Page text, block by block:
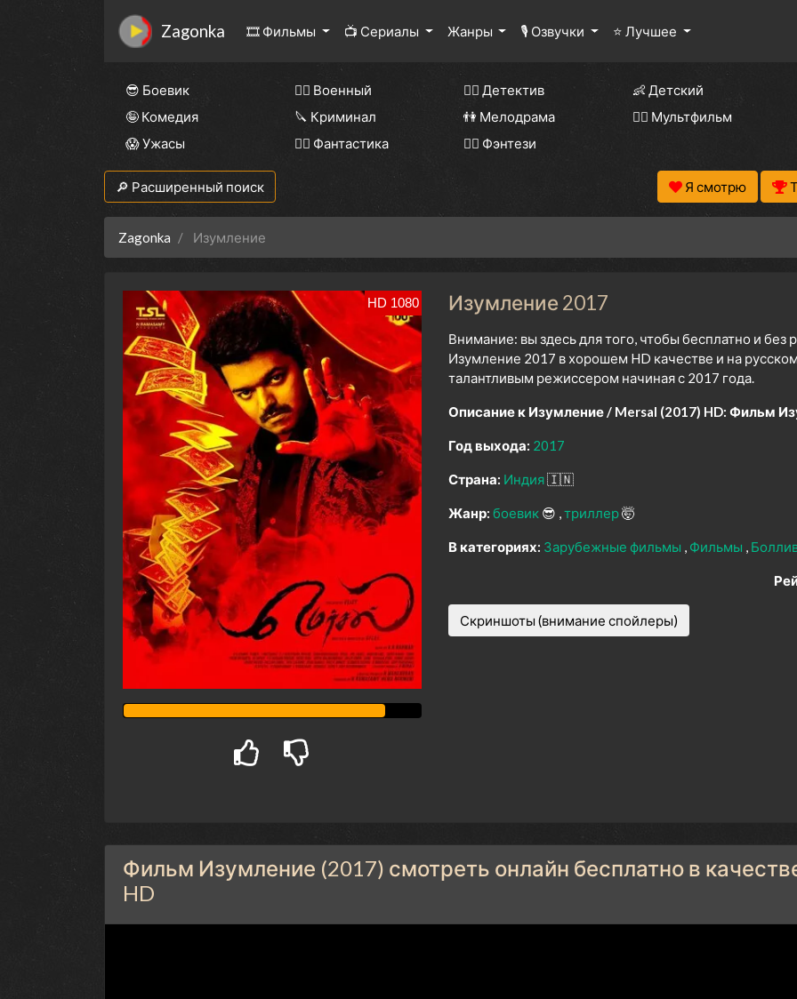
Zagonka 🎞 Фильмы 📺 Сериалы Жанры 🎙 Озвучки ⭐ Лучшее
😎 Боевик 👨‍✈️ Военный 🕵️‍♂️ Детектив
👶 Детский
🤪 Комедия
🔪 Криминал 👫 Мелодрама
🧚‍♀️ Мультфильм
😱 Ужасы
🧙‍♀️ Фантастика 🧝‍♂️ Фэнтези
🔎 Расширенный поиск Я смотрю
Zagonka Изумление
HD 1080 Изумление 2017
Внимание: вы здесь для того, чтобы бесплатно и
Изумление 2017 в хорошем HD качестве и на
талантливым режиссером начиная с 2017 года.
Описание к Изумление / Mersal (2017) HD: Фильм
Год выхода: 2017
Страна: Индия🇮🇳
Жанр: боевик 😎 триллер🤯
В категориях: Зарубежные фильмы Фильмы
Скриншоты (внимание спойлеры)
Фильм Изумление (2017) смотреть онлайн бесплатно в
HD